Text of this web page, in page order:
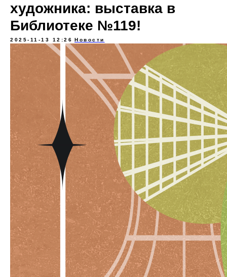
художника: выставка в
Библиотеке №119!
2025-11-13 12:26 Новости